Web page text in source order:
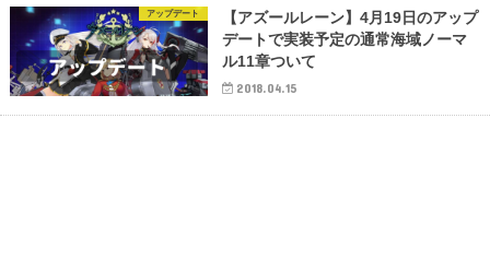
アップデート
【アズールレーン】4月19日のアップ
デートで実装予定の通常海域ノーマ
ル11章ついて
2018.04.15